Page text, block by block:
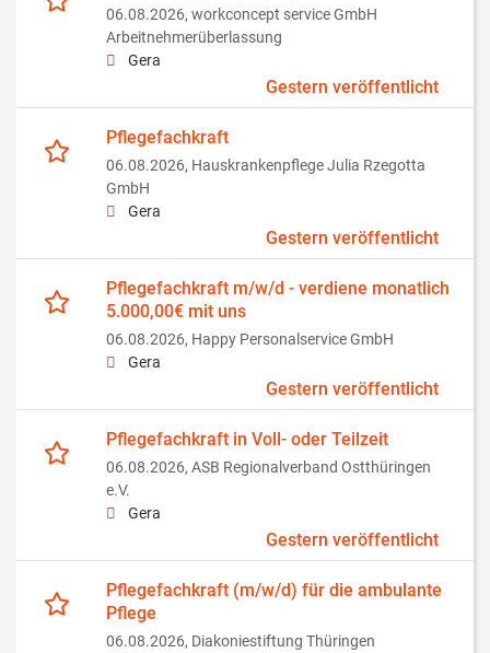
06.08.2026, workconcept service GmbH
Arbeitnehmerüberlassung
Gera
Gestern veröffentlicht
Pflegefachkraft
06.08.2026, Hauskrankenpflege Julia Rzegotta
GmbH
Gera
Gestern veröffentlicht
Pflegefachkraft m/w/d - verdiene monatlich
5.000,00€ mit uns
06.08.2026, Happy Personalservice GmbH
Gera
Gestern veröffentlicht
Pflegefachkraft in Voll- oder Teilzeit
06.08.2026, ASB Regionalverband Ostthüringen
e.V.
Gera
Gestern veröffentlicht
Pflegefachkraft (m/w/d) für die ambulante
Pflege
06.08.2026, Diakoniestiftung Thüringen